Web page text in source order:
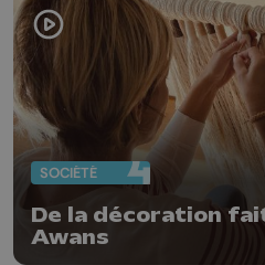
SOCIÉTÉ
De la décoration
Awans